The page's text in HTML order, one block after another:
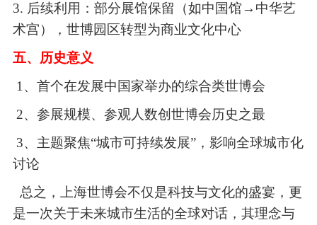
3. 后续利用：部分展馆保留（如中国馆→中华艺
术宫），世博园区转型为商业文化中心
五、历史意义
1、 首个在发展中国家举办的综合类世博会
2、参展规模、参观人数创世博会历史之最
3、 主题聚焦“城市可持续发展”，影响全球城市化
讨论
总之，上海世博会不仅是科技与文化的盛宴，更
是一次关于未来城市生活的全球对话，其理念与